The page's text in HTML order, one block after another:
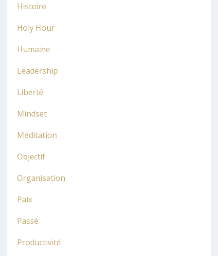
Histoire
Holy Hour
Humaine
Leadership
Liberté
Mindset
Méditation
Objectif
Organisation
Paix
Passé
Productivité